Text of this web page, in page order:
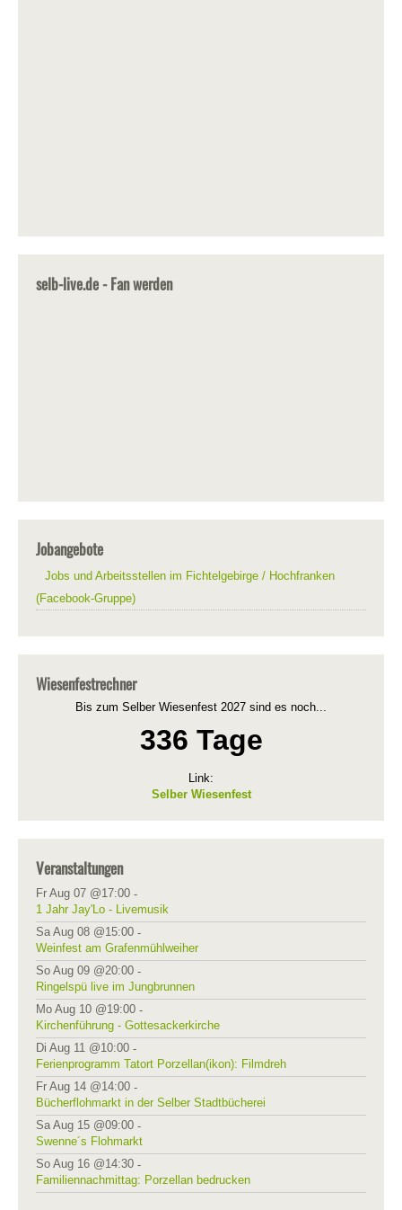
selb-live.de - Fan werden
Jobangebote
Jobs und Arbeitsstellen im Fichtelgebirge / Hochfranken
(Facebook-Gruppe)
Wiesenfestrechner
Bis zum Selber Wiesenfest 2027 sind es noch...
336 Tage
Link:
Selber Wiesenfest
Veranstaltungen
Fr Aug 07 @17:00 -
1 Jahr Jay'Lo - Livemusik
Sa Aug 08 @15:00 -
Weinfest am Grafenmühlweiher
So Aug 09 @20:00 -
Ringelspü live im Jungbrunnen
Mo Aug 10 @19:00 -
Kirchenführung - Gottesackerkirche
Di Aug 11 @10:00 -
Ferienprogramm Tatort Porzellan(ikon): Filmdreh
Fr Aug 14 @14:00 -
Bücherflohmarkt in der Selber Stadtbücherei
Sa Aug 15 @09:00 -
Swenne´s Flohmarkt
So Aug 16 @14:30 -
Familiennachmittag: Porzellan bedrucken